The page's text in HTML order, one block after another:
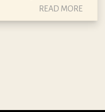
READ MORE